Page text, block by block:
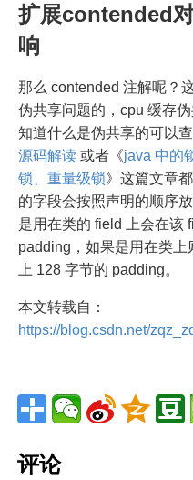
扩展contended
响
那么 contended 注解呢？
伪共享问题的，cpu 缓存
知道什么是伪共享的可以
源码解读 或者《java 中的
锁、重量级锁》这篇文章
的字段会按照声明的顺序
是用在类的 field 上会在该
padding，如果是用在类
上 128 字节的 padding。
本文转载自：
https://blog.csdn.net/
评论